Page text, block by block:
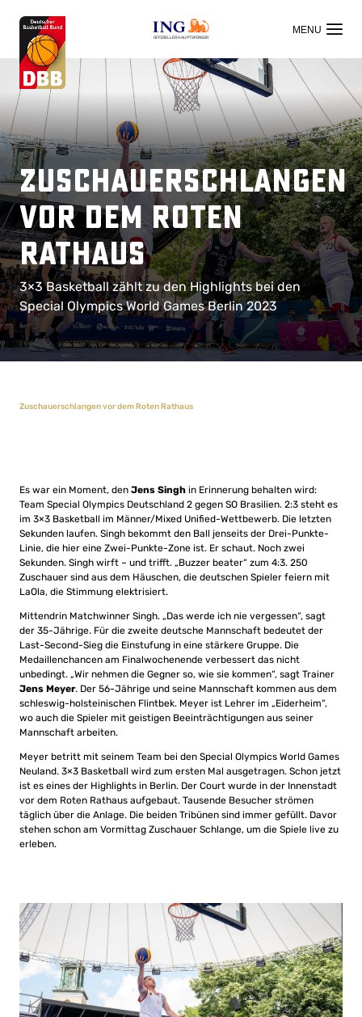
OFFIZIELLER HAUPTSPONSOR
Zuschauerschlangen
vor dem Roten
Rathaus
3×3 Basketball zählt zu den Highlights bei den
Special Olympics World Games Berlin 2023
Zuschauerschlangen vor dem Roten Rathaus
Es war ein Moment, den Jens Singh in Erinnerung behalten wird:
Team Special Olympics Deutschland 2 gegen SO Brasilien. 2:3 steht es
im 3×3 Basketball im Männer/Mixed Unified-Wettbewerb. Die letzten
Sekunden laufen. Singh bekommt den Ball jenseits der Drei-Punkte-
Linie, die hier eine Zwei-Punkte-Zone ist. Er schaut. Noch zwei
Sekunden. Singh wirft – und trifft. „Buzzer beater“ zum 4:3. 250
Zuschauer sind aus dem Häuschen, die deutschen Spieler feiern mit
LaOla, die Stimmung elektrisiert.
Mittendrin Matchwinner Singh. „Das werde ich nie vergessen“, sagt
der 35-Jährige. Für die zweite deutsche Mannschaft bedeutet der
Last-Second-Sieg die Einstufung in eine stärkere Gruppe. Die
Medaillenchancen am Finalwochenende verbessert das nicht
unbedingt. „Wir nehmen die Gegner so, wie sie kommen“, sagt Trainer
Jens Meyer. Der 56-Jährige und seine Mannschaft kommen aus dem
schleswig-holsteinischen Flintbek. Meyer ist Lehrer im „Eiderheim“,
wo auch die Spieler mit geistigen Beeinträchtigungen aus seiner
Mannschaft arbeiten.
Meyer betritt mit seinem Team bei den Special Olympics World Games
Neuland. 3×3 Basketball wird zum ersten Mal ausgetragen. Schon jetzt
ist es eines der Highlights in Berlin. Der Court wurde in der Innenstadt
vor dem Roten Rathaus aufgebaut. Tausende Besucher strömen
täglich über die Anlage. Die beiden Tribünen sind immer gefüllt. Davor
stehen schon am Vormittag Zuschauer Schlange, um die Spiele live zu
erleben.